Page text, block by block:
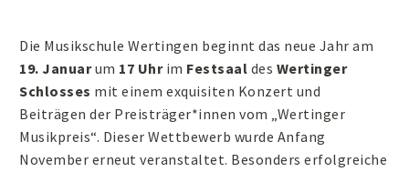
Die Musikschule Wertingen beginnt das neue Jahr am
19. Januarum 17 Uhr im Festsaal des Wertinger
Schlosses mit einem exquisiten Konzert und
Beiträgen der Preisträger*innen vom „Wertinger
Musikpreis“. Dieser Wettbewerb wurde Anfang
November erneut veranstaltet. Besonders erfolgreiche